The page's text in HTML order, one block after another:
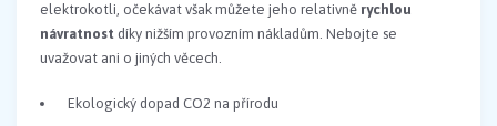
elektrokotli, očekávat však můžete jeho relativně rychlou
návratnostdíky nižším provozním nákladům. Nebojte se
uvažovat ani o jiných věcech.
Ekologický dopad CO2 na přírodu